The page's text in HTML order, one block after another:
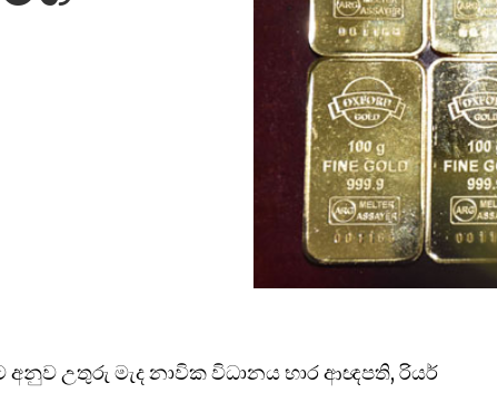
උතුරු මැද නාවික විධානය භාර ආඥපති, රියර්